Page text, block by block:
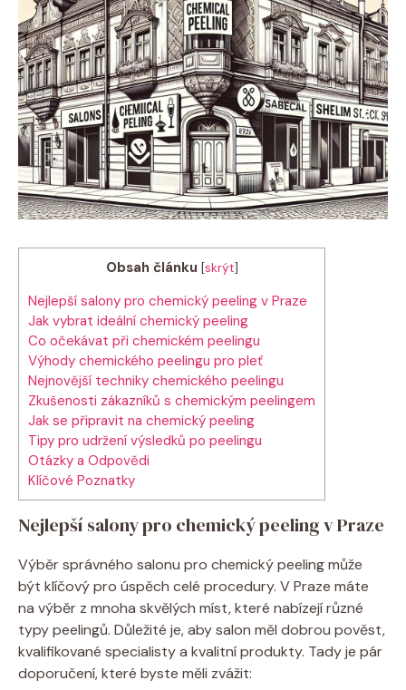
Obsah článku [skrýt]
Nejlepší salony pro chemický peeling v Praze
Jak vybrat ideální chemický peeling
Co očekávat při chemickém peelingu
Výhody chemického peelingu pro pleť
Nejnovější techniky chemického peelingu
Zkušenosti zákazníků s chemickým peelingem
Jak se připravit na chemický peeling
Tipy pro udržení výsledků po peelingu
Otázky a Odpovědi
Klíčové Poznatky
Nejlepší salony pro chemický peeling v Praze
Výběr správného salonu pro chemický peeling může
být klíčový pro úspěch celé procedury. V Praze máte
na výběr z mnoha skvělých míst, které nabízejí různé
typy peelingů. Důležité je, aby salon měl dobrou pověst,
kvalifikované specialisty a kvalitní produkty. Tady je pár
doporučení, které byste měli zvážit: